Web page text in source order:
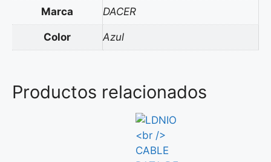
Marca DACER
Color Azul
Productos relacionados